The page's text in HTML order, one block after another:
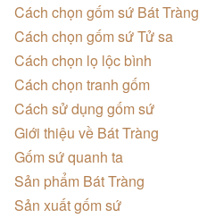
Cách chọn gốm sứ Bát Tràng
Cách chọn gốm sứ Tử sa
Cách chọn lọ lộc bình
Cách chọn tranh gốm
Cách sử dụng gốm sứ
Giới thiệu về Bát Tràng
Gốm sứ quanh ta
Sản phẩm Bát Tràng
Sản xuất gốm sứ